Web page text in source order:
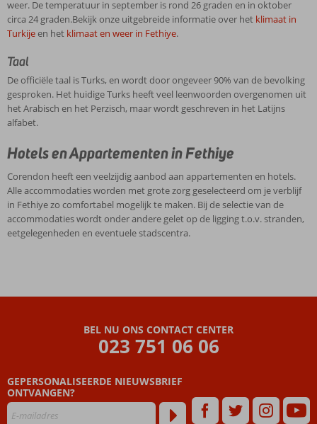
weer. De temperatuur in september is rond 26 graden en in oktober
circa 24 graden.Bekijk onze uitgebreide informatie over het klimaat in
Turkijeen het klimaat en weer in Fethiye.
Taal
De officiële taal is Turks, en wordt door ongeveer 90% van de bevolking
gesproken. Het huidige Turks heeft veel leenwoorden overgenomen uit
het Arabisch en het Perzisch, maar wordt geschreven in het Latijns
alfabet.
Hotels en Appartementen in Fethiye
Corendon heeft een veelzijdig aanbod aan appartementen en hotels.
Alle accommodaties worden met grote zorg geselecteerd om je verblijf
in Fethiye zo comfortabel mogelijk te maken. Bij de selectie van de
accommodaties wordt onder andere gelet op de ligging t.o.v. stranden,
eetgelegenheden en eventuele stadscentra.
BEL NU ONS CONTACT CENTER
023 751 06 06
GEPERSONALISEERDE NIEUWSBRIEF
ONTVANGEN?